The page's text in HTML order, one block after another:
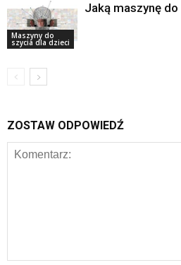
Maszyny do
szycia dla dzieci
Jaką maszynę
ZOSTAW ODPOWIEDŹ